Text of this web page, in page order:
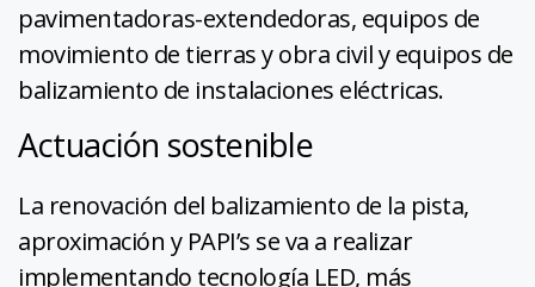
pavimentadoras-extendedoras, equipos de
movimiento de tierras y obra civil y equipos de
balizamiento de instalaciones eléctricas.
Actuación sostenible
La renovación del balizamiento de la pista,
aproximación y PAPI’s se va a realizar
implementando tecnología LED, más